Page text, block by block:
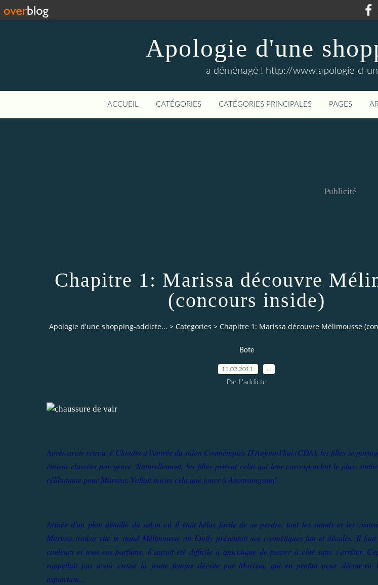
Apologie d'une
a déménagé ! http://www.apologie-d-
ACCUEIL CATÉGORIES CATÉGORIES PRINCIPALES PAGES
Publicité
Chapitre 1: Marissa découvre
(concours inside)
Apologie d'une shopping-addicte... > Categories > Chapitre 1: Marissa découvre Mélimousse
Bote
11.02.2011
Par L'addicte
Après avoir retrouvé Claudia à l'entrée du salon Cosmétiques D'Aujourd'hui (CDA), les filles se
étaient classées par genre. Naturellement, les filles prirent celui qui leur correspondait le plus:
célibatante pour Marissa. Vallait mieux cela que jouer à Amstramgram!
Armée d'un plan détaillé du salon où il était hélas facile de se perdre, tant les stands et les
Marissa trouva vite le stand Mélimousse où Emily présentait ses cosmétiques fun et décalés. Il
couleurs et tous ces parfums, il aurait été difficile à quiconque de passer à côté sans s'arrêter.
rappellait pas avoir croisé la jeune femme décrite par Marissa, qui en profita pour découvrir
expansion...